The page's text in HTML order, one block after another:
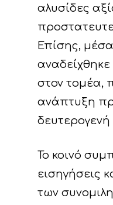
αλυσίδες
Επίσης,
στον τομέα,
ανάπτυξη
δευτερογενή
Το κοινό
εισηγήσεις
των